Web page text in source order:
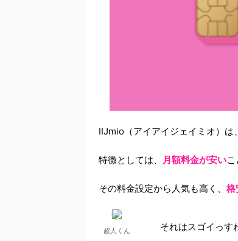
IIJmio（アイアイジェイミオ）は
特徴としては、 月額料金が安いこ
その料金設定から人気も高く、 格
超人くん それはスゴイっす